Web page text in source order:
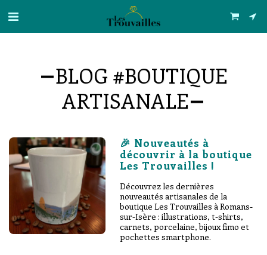
BLOG #BOUTIQUE
ARTISANALE
🎉 Nouveautés à
découvrir à la boutique
Les Trouvailles !
Découvrez les dernières
nouveautés artisanales de la
boutique Les Trouvailles à Romans-
sur-Isère : illustrations, t-shirts,
carnets, porcelaine, bijoux fimo et
pochettes smartphone.